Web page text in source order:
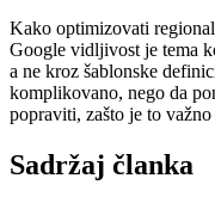
Kako optimizovati
Google vidljivost je tema
a ne kroz šablonske
komplikovano, nego da
popraviti, zašto je to
Sadržaj članka